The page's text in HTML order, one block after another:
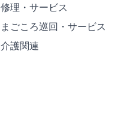
修理・サービス
まごころ巡回・サービス
介護関連